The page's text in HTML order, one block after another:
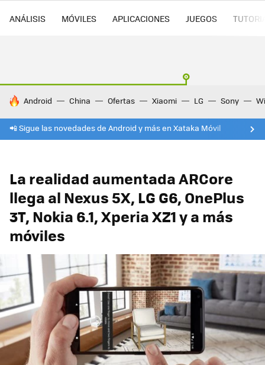
ANÁLISIS MÓVILES APLICACIONES JUEGOS
HOY SE HABLA DE
Android China Ofertas Xiaomi LG Sony
📲 Sigue las novedades de Android y más en Xataka Móvil
La realidad aumentada ARCore
llega al Nexus 5X, LG G6, OnePlus
3T, Nokia 6.1, Xperia XZ1 y a más
móviles